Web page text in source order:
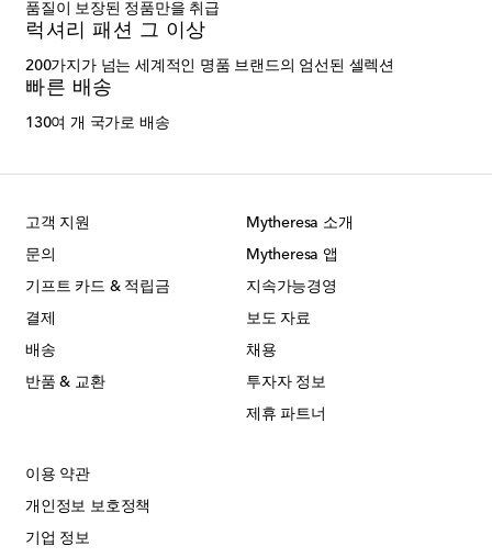
품질이 보장된 정품만을 취급
럭셔리 패션 그 이상
200가지가 넘는 세계적인 명품 브랜드의 엄선된 셀렉션
빠른 배송
130여 개 국가로 배송
고객 지원
문의
기프트 카드 & 적립금
결제
배송
반품 & 교환
Mytheresa 소개
Mytheresa 앱
지속가능경영
보도 자료
채용
투자자 정보
제휴 파트너
이용 약관
개인정보 보호정책
기업 정보